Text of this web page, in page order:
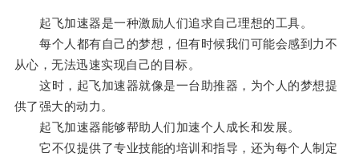
起飞加速器是一种激励人们追求自己理想的工具。
每个人都有自己的梦想，但有时候我们可能会感到力不
从心，无法迅速实现自己的目标。
这时，起飞加速器就像是一台助推器，为个人的梦想提
供了强大的动力。
起飞加速器能够帮助人们加速个人成长和发展。
它不仅提供了专业技能的培训和指导，还为每个人制定